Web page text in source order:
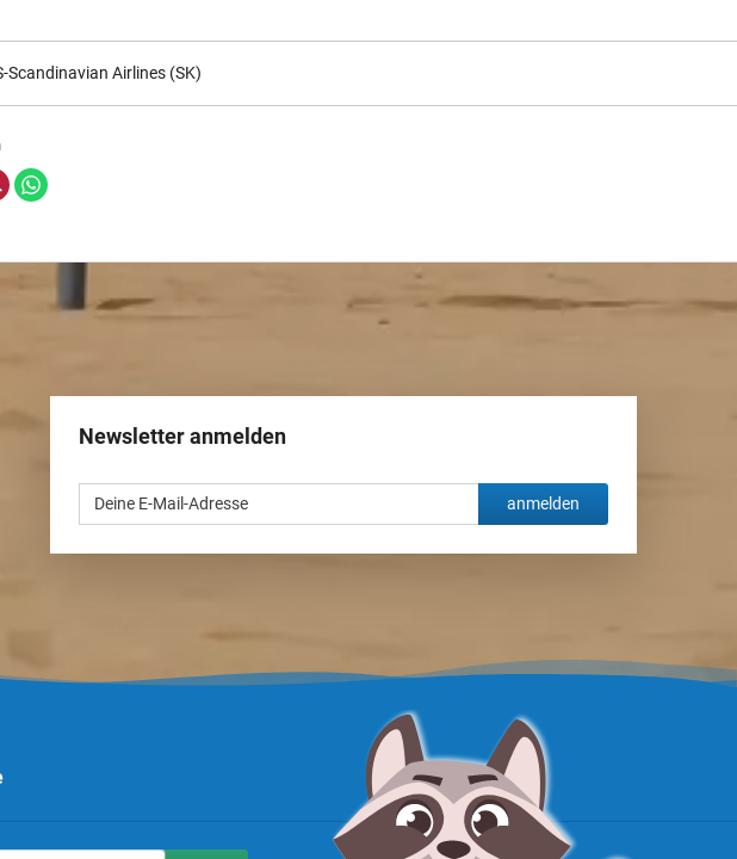
Scandinavian Airlines (SK)
E-Mail
Newsletter anmelden
anmelden